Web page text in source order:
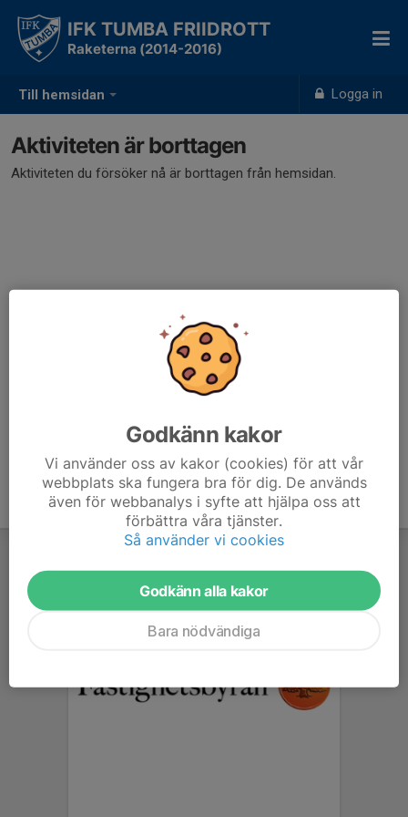
Till hemsidan Logga in
IFK TUMBA FRIIDROTT
Raketerna (2014-2016)
Aktiviteten är borttagen
Aktiviteten du försöker nå är borttagen från hemsidan.
Godkänn kakor
Vi använder oss av kakor (cookies) för att vår
webbplats ska fungera bra för dig. De används
även för webbanalys i syfte att hjälpa oss att
förbättra våra tjänster.
Så använder vi cookies
Godkänn alla kakor
Bara nödvändiga